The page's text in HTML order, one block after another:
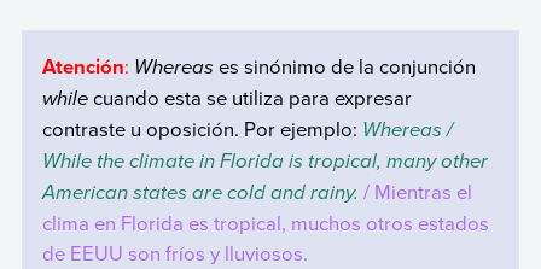
Atención: Whereas es sinónimo de la conjunción
whilecuando esta se utiliza para expresar
contraste u oposición. Por ejemplo: Whereas /
While the climate in Florida is tropical, many other
American states are cold and rainy. / Mientras el
clima en Florida es tropical, muchos otros estados
de EEUU son fríos y lluviosos.